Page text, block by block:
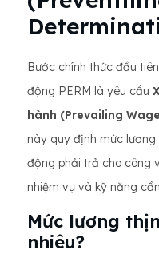
Bước chính thức đầu
động PERM là yêu cầu
hành (Prevailing
này quy định mức
động phải trả cho công
nhiệm vụ và kỹ năng
Mức lương
nhiêu?